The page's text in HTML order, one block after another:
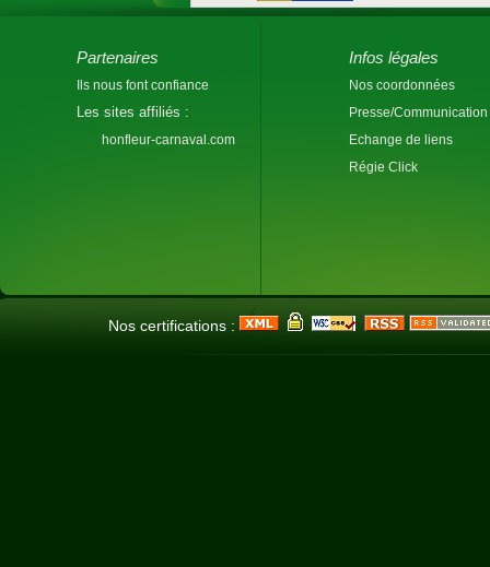
Partenaires
Ils nous font confiance
Les sites affiliés :
honfleur-carnaval.com
Infos légales
Nos coordonnées
Presse/Communication
Echange de liens
Régie Click
Nos certifications :